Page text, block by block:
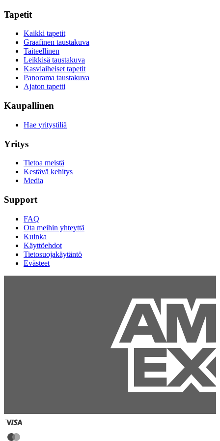
Tapetit
Kaikki tapetit
Graafinen taustakuva
Taiteellinen
Leikkisä taustakuva
Kasviaiheiset tapetit
Panorama taustakuva
Ajaton tapetti
Kaupallinen
Hae yritystiliä
Yritys
Tietoa meistä
Kestävä kehitys
Media
Support
FAQ
Ota meihin yhteyttä
Kuinka
Käyttöehdot
Tietosuojakäytäntö
Evästeet